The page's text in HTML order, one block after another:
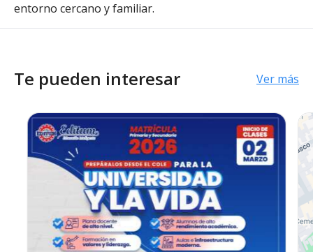
entorno cercano y familiar.
Te pueden interesar Ver más